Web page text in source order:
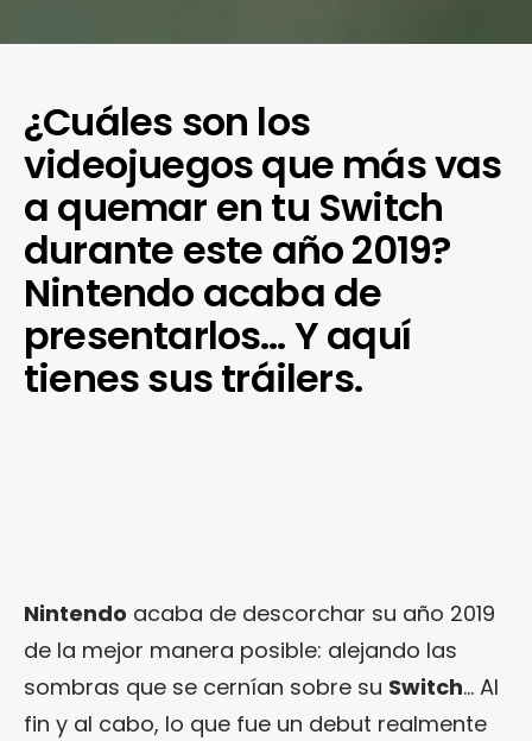
¿Cuáles son los
videojuegos que más vas
a quemar en tu Switch
durante este año 2019?
Nintendo acaba de
presentarlos… Y aquí
tienes sus tráilers.
Nintendo acaba de descorchar su año 2019
de la mejor manera posible: alejando las
sombras que se cernían sobre su Switch… Al
fin y al cabo, lo que fue un debut realmente